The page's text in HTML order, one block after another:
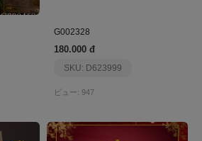
G002328
180.000 đ
SKU: D623999
ビュー: 947